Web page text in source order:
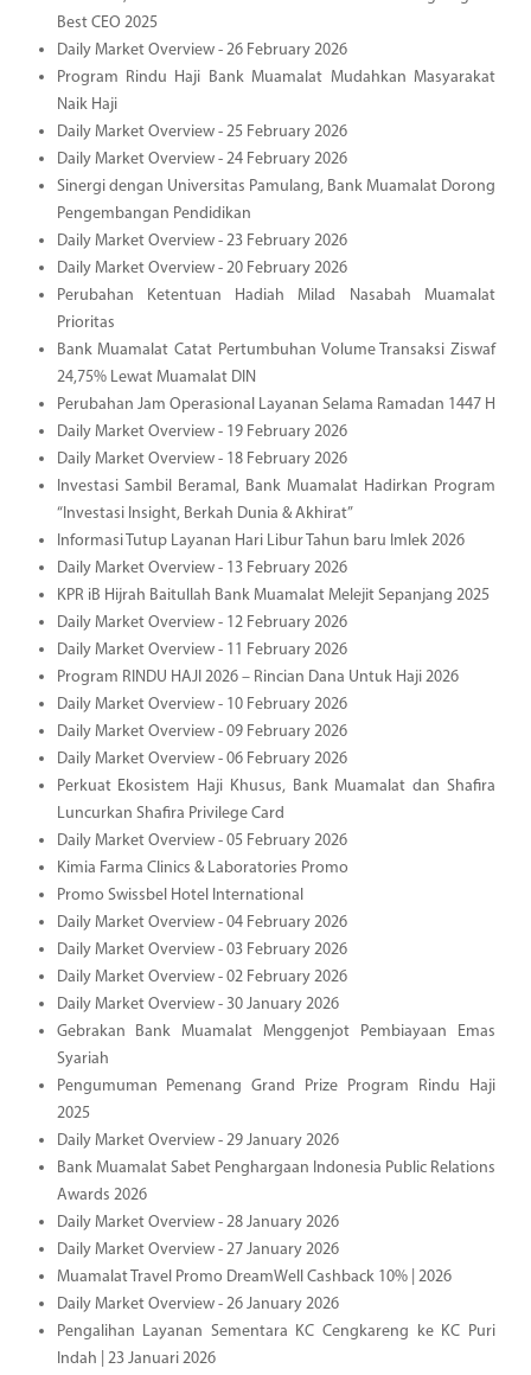
Best CEO 2025
Daily Market Overview - 26 February 2026
Program Rindu Haji Bank Muamalat Mudahkan Masyarakat
Naik Haji
Daily Market Overview - 25 February 2026
Daily Market Overview - 24 February 2026
Sinergi dengan Universitas Pamulang, Bank Muamalat Dorong
Pengembangan Pendidikan
Daily Market Overview - 23 February 2026
Daily Market Overview - 20 February 2026
Perubahan Ketentuan Hadiah Milad Nasabah Muamalat
Prioritas
Bank Muamalat Catat Pertumbuhan Volume Transaksi Ziswaf
24,75% Lewat Muamalat DIN
Perubahan Jam Operasional Layanan Selama Ramadan 1447 H
Daily Market Overview - 19 February 2026
Daily Market Overview - 18 February 2026
Investasi Sambil Beramal, Bank Muamalat Hadirkan Program
“Investasi Insight, Berkah Dunia & Akhirat”
Informasi Tutup Layanan Hari Libur Tahun baru Imlek 2026
Daily Market Overview - 13 February 2026
KPR iB Hijrah Baitullah Bank Muamalat Melejit Sepanjang 2025
Daily Market Overview - 12 February 2026
Daily Market Overview - 11 February 2026
Program RINDU HAJI 2026 – Rincian Dana Untuk Haji 2026
Daily Market Overview - 10 February 2026
Daily Market Overview - 09 February 2026
Daily Market Overview - 06 February 2026
Perkuat Ekosistem Haji Khusus, Bank Muamalat dan Shafira
Luncurkan Shafira Privilege Card
Daily Market Overview - 05 February 2026
Kimia Farma Clinics & Laboratories Promo
Promo Swissbel Hotel International
Daily Market Overview - 04 February 2026
Daily Market Overview - 03 February 2026
Daily Market Overview - 02 February 2026
Daily Market Overview - 30 January 2026
Gebrakan Bank Muamalat Menggenjot Pembiayaan Emas
Syariah
Pengumuman Pemenang Grand Prize Program Rindu Haji
2025
Daily Market Overview - 29 January 2026
Bank Muamalat Sabet Penghargaan Indonesia Public Relations
Awards 2026
Daily Market Overview - 28 January 2026
Daily Market Overview - 27 January 2026
Muamalat Travel Promo DreamWell Cashback 10% | 2026
Daily Market Overview - 26 January 2026
Pengalihan Layanan Sementara KC Cengkareng ke KC Puri
Indah | 23 Januari 2026